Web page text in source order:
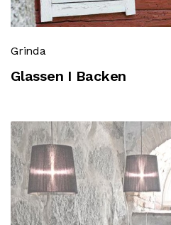
Grinda
Glassen I Backen